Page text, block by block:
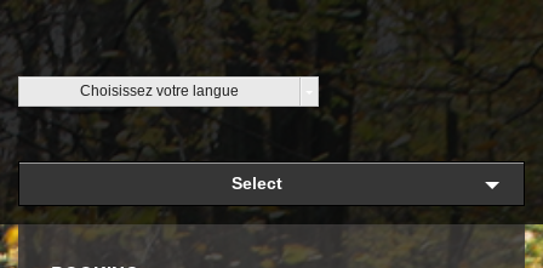
Choisissez votre langue
Select